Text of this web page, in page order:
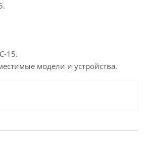
15.
модели и устройства.